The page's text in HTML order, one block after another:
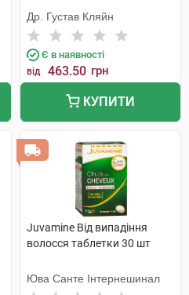
Др. Густав Кляйн
Є в наявності
від 463.50 грн
КУПИТИ
Juvamine Від випадіння
волосся таблетки 30 шт
Юва Санте Інтернешинал